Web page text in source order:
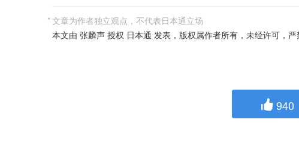
*文章为作者独立观点，不代表日本通立场
本文由 张麟声 授权 日本通 发表，版权属作者所有，未经许可，严
940